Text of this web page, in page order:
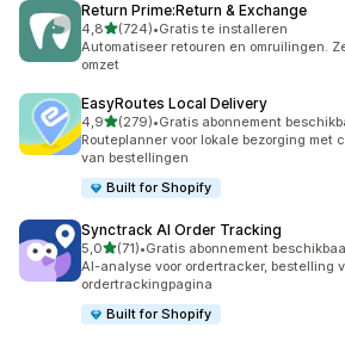
Return Prime:Return & Exchange
4,8van 5 sterren
(724)
724 recensies in totaal
•Gratis te installeren
Automatiseer retouren en omruilingen.
omzet
EasyRoutes Local Delivery
4,9van 5 sterren
(279)
279 recensies in totaal
•Gratis abonnement
Routeplanner voor lokale bezorging met
van bestellingen
Built for Shopify
Synctrack AI Order Tracking
5,0van 5 sterren
(71)
71 recensies in totaal
•Gratis abonnement
AI-analyse voor ordertracker, bestelling
ordertrackingpagina
Built for Shopify